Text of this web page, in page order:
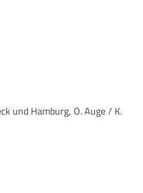
und Hamburg, O. Auge / K.